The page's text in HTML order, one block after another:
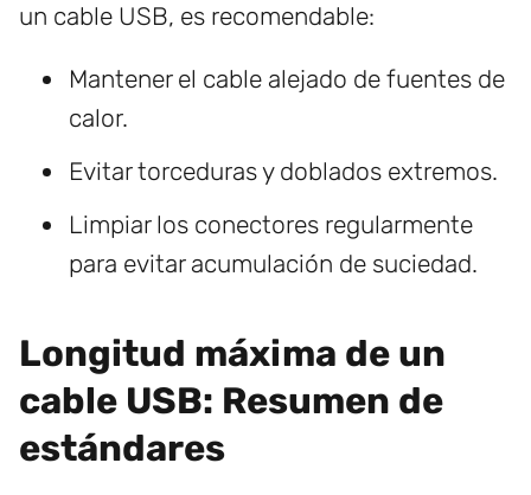
un cable USB, es recomendable:
Mantener el cable alejado de fuentes de
calor.
Evitar torceduras y doblados extremos.
Limpiar los conectores regularmente
para evitar acumulación de suciedad.
Longitud máxima de un
cable USB: Resumen de
estándares